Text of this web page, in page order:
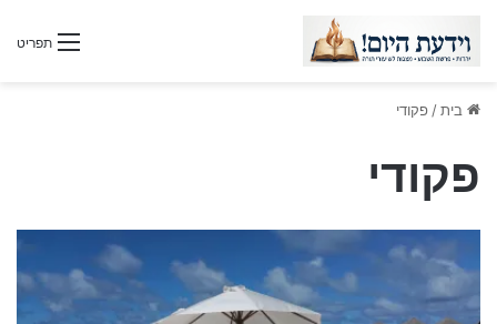
תפריט
בית/ פקודי
פקודי